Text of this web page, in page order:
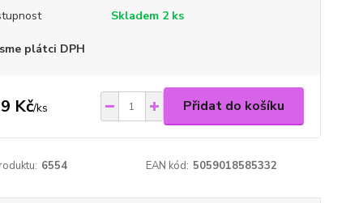
Skladem 2 ks
plátci DPH
Kč/ks Přidat do košíku
6554 EAN kód: 5059018585332